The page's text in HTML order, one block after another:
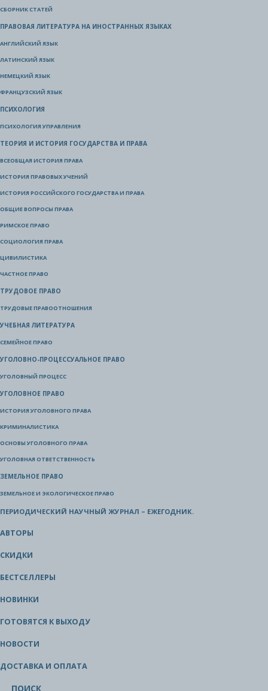
СБОРНИК СТАТЕЙ
ПРАВОВАЯ ЛИТЕРАТУРА НА ИНОСТРАННЫХ ЯЗЫКАХ
АНГЛИЙСКИЙ ЯЗЫК
ЛАТИНСКИЙ ЯЗЫК
НЕМЕЦКИЙ ЯЗЫК
ФРАНЦУЗСКИЙ ЯЗЫК
ПСИХОЛОГИЯ
ПСИХОЛОГИЯ УПРАВЛЕНИЯ
ТЕОРИЯ И ИСТОРИЯ ГОСУДАРСТВА И ПРАВА
ВСЕОБЩАЯ ИСТОРИЯ ПРАВА
ИСТОРИЯ ПРАВОВЫХ УЧЕНИЙ
ИСТОРИЯ РОССИЙСКОГО ГОСУДАРСТВА И ПРАВА
ОБЩИЕ ВОПРОСЫ ПРАВА
РИМСКОЕ ПРАВО
СОЦИОЛОГИЯ ПРАВА
ЦИВИЛИСТИКА
ЧАСТНОЕ ПРАВО
ТРУДОВОЕ ПРАВО
ТРУДОВЫЕ ПРАВООТНОШЕНИЯ
УЧЕБНАЯ ЛИТЕРАТУРА
СЕМЕЙНОЕ ПРАВО
УГОЛОВНО-ПРОЦЕССУАЛЬНОЕ ПРАВО
УГОЛОВНЫЙ ПРОЦЕСС
УГОЛОВНОЕ ПРАВО
ИСТОРИЯ УГОЛОВНОГО ПРАВА
КРИМИНАЛИСТИКА
ОСНОВЫ УГОЛОВНОГО ПРАВА
УГОЛОВНАЯ ОТВЕТСТВЕННОСТЬ
ЗЕМЕЛЬНОЕ ПРАВО
ЗЕМЕЛЬНОЕ И ЭКОЛОГИЧЕСКОЕ ПРАВО
ПЕРИОДИЧЕСКИЙ НАУЧНЫЙ ЖУРНАЛ – ЕЖЕГОДНИК.
АВТОРЫ
СКИДКИ
БЕСТСЕЛЛЕРЫ
НОВИНКИ
ГОТОВЯТСЯ К ВЫХОДУ
НОВОСТИ
ДОСТАВКА И ОПЛАТА
ПОИСК